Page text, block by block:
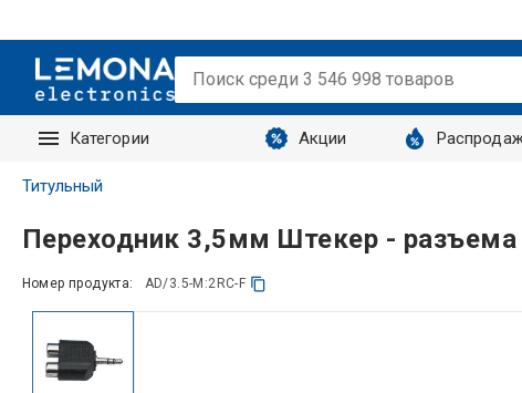
Категории Акции
Запросы
Титульный
Переходник 3,5мм Штекер - разъема
Номер продукта: AD/3.5-M:2RC-F